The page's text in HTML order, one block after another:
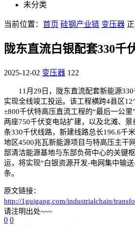
未分类
当前位置： 首页 硅钢产业链 变压器
陇东直流白银配套330千
2025-12-02 变压器 122
11月29日，陇东直流配套新能源330
实现全线竣工投运。该工程横跨4县区
±800千伏特高压直流工程的“最后一公里
两座750千伏变电站扩建，以及北滩、
条330千伏线路，新建线路总长196.6千
地区4500兆瓦新能源项目与特高压主干
部清洁能源基地与东部负荷中心的关键
运，将实现“白银资源开发-电网集中输
条。
原文链接：
http://1guigang.com/industrialchain/
请注明出处~~~
0 0